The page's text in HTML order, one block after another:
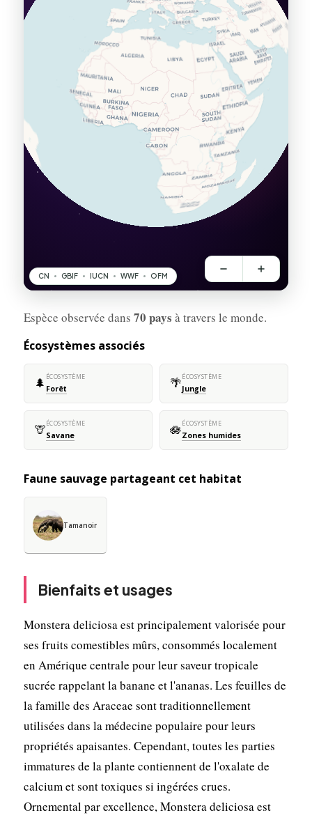
Espèce observée dans 70 pays à travers le monde.
Écosystèmes associés
🌲 ÉCOSYSTÈME
Forêt 🌴ÉCOSYSTÈME
Jungle
🦒ÉCOSYSTÈME
Savane 🪷ÉCOSYSTÈME
Zones humides
Faune sauvage partageant cet habitat
Tamanoir
Bienfaits et usages
Monstera deliciosa est principalement valorisée pour
ses fruits comestibles mûrs, consommés localement
en Amérique centrale pour leur saveur tropicale
sucrée rappelant la banane et l'ananas. Les feuilles de
la famille des Araceae sont traditionnellement
utilisées dans la médecine populaire pour leurs
propriétés apaisantes. Cependant, toutes les parties
immatures de la plante contiennent de l'oxalate de
calcium et sont toxiques si ingérées crues.
Ornemental par excellence, Monstera deliciosa est